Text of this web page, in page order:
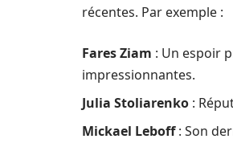
récentes. Par exemple :
Fares Ziam : Un espoir
impressionnantes.
Julia Stoliarenko :
Mickael Leboff: Son